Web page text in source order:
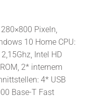
Pixeln,
10 Home CPU:
Intel HD
2* internem
4* USB
Base-T Fast